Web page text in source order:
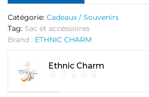
Catégorie: Cadeaux / Souvenirs
Tag: Sac et accessoires
Brand : ETHNIC CHARM
Ethnic Charm